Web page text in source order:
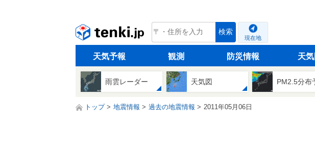
tenki.jp 検索
現在地
天気予報 観測 防災情報 天気
雨雲レーダー 天気図 PM2.5分布
トップ 地震情報 過去の地震情報 2011年05月06日